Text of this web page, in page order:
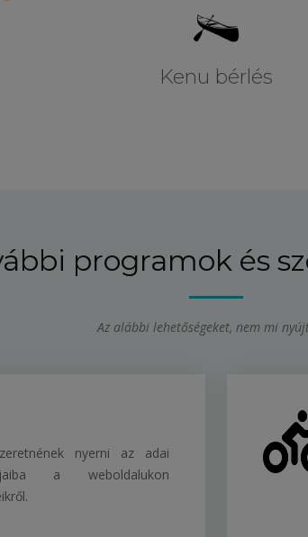
Kenu bérlés
programok és
Az alábbi lehetőségeket, nem mi
nyerni az adai
a weboldalukon